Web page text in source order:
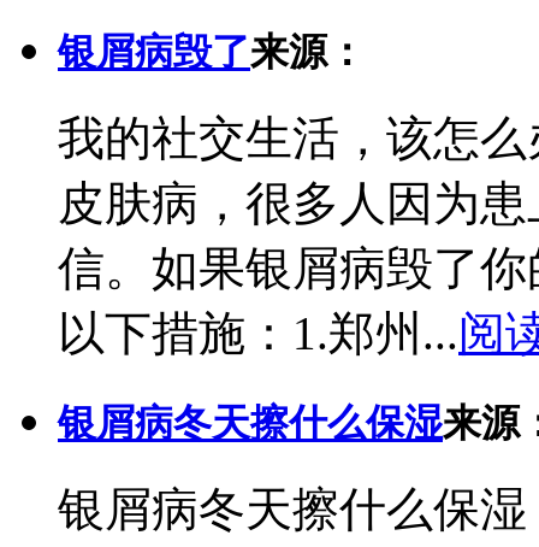
银屑病毁了来源：
我的社交生活，该怎
皮肤病，很多人因为
信。如果银屑病毁了
以下措施：1.郑州...阅
银屑病冬天擦什么保湿来源
银屑病冬天擦什么保